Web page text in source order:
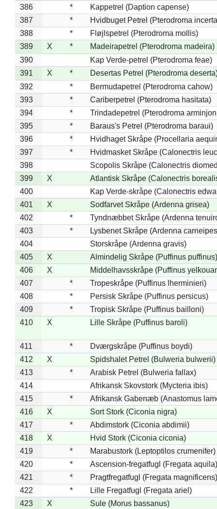
386
*
Kappetrel (Daption capense)
387
*
Hvidbuget Petrel (Pterodroma
388
*
Fløjlspetrel (Pterodroma mollis)
389
X *
Madeirapetrel (Pterodroma madeira)
390
Kap Verde-petrel (Pterodroma feae)
391
X *
Desertas Petrel (Pterodroma
392
*
Bermudapetrel (Pterodroma cahow)
393
*
Cariberpetrel (Pterodroma hasitata)
394
*
Trindadepetrel (Pterodroma
395
*
Baraus's Petrel (Pterodroma baraui)
396
*
Hvidhaget Skråpe (Procellaria
397
*
Hvidmasket Skråpe (Calonectris
398
Scopolis Skråpe (Calonectris
399
X
Atlantisk Skråpe (Calonectris
400
Kap Verde-skråpe (Calonectris
401
X
Sodfarvet Skråpe (Ardenna grisea)
402
*
Tyndnæbbet Skråpe (Ardenna
403
*
Lysbenet Skråpe (Ardenna
404
Storskråpe (Ardenna gravis)
405
X
Almindelig Skråpe (Puffinus puffinus)
406
X
Middelhavsskråpe (Puffinus
407
*
Tropeskråpe (Puffinus lherminieri)
408
*
Persisk Skråpe (Puffinus persicus)
409
*
Tropisk Skråpe (Puffinus bailloni)
410
X Lille Skråpe (Puffinus baroli)
411 *
Dværgskråpe (Puffinus boydi)
412
X
Spidshalet Petrel (Bulweria bulwerii)
413
*
Arabisk Petrel (Bulweria fallax)
414
Afrikansk Skovstork (Mycteria ibis)
415
*
Afrikansk Gabenæb (Anastomus
416
X
Sort Stork (Ciconia nigra)
417
*
Abdimstork (Ciconia abdimii)
418
X
Hvid Stork (Ciconia ciconia)
419
*
Marabustork (Leptoptilos crumenifer)
420
*
Ascension-fregatfugl (Fregata aquila)
421
*
Pragtfregatfugl (Fregata magnificens)
422
*
Lille Fregatfugl (Fregata ariel)
423
X
Sule (Morus bassanus)